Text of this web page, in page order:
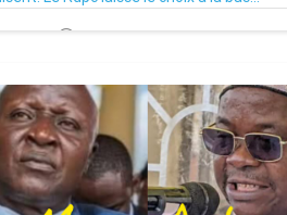
26 Par MenouActu 0